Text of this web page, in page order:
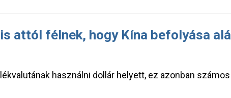
attól félnek, hogy Kína befolyása alá
használni dollár helyett, ez azonban számos